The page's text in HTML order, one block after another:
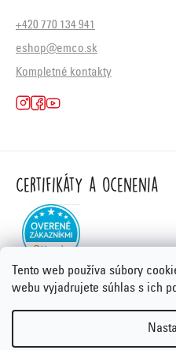
Tento web používa súbory
webu vyjadrujete súhlas s ich
+420 770 134 941
eshop@emco.sk
Kompletné kontakty
Certifikáty a ocenenia